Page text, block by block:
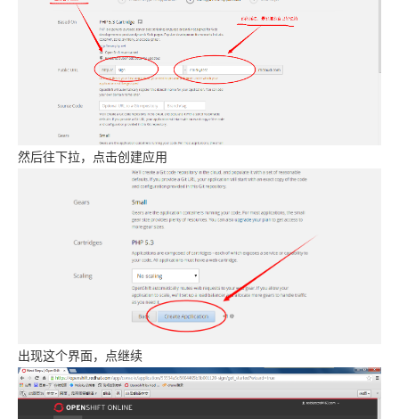
然后往下拉，点击创建应用
出现这个界面，点继续